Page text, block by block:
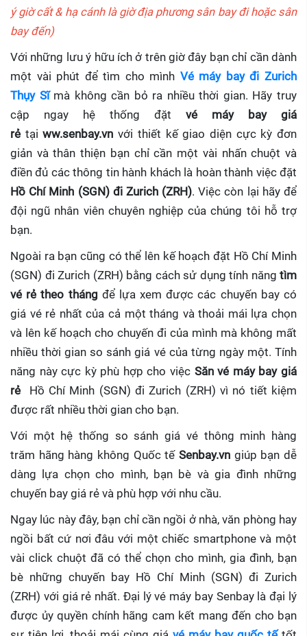
ý giờ cất & hạ cánh là giờ địa phương sân bay đi hoặc sân
bay đến)
Với những lưu ý hữu ích ở trên giờ đây bạn chỉ cần dành
một vài phút để tìm cho mình Vé máy bay đi Zurich
Thụy Sĩmà không cần bỏ ra nhiều thời gian. Hãy truy
cập ngay hệ thống đặt vé máy bay giá
rẻ tạiww.senbay.vn với thiết kế giao diện cực kỳ đơn
giản và thân thiện bạn chỉ cần một vài nhấn chuột và
điền đủ các thông tin hành khách là hoàn thành việc đặt
Hồ Chí Minh (SGN) đi Zurich (ZRH). Việc còn lại hãy để
đội ngũ nhân viên chuyên nghiệp của chúng tôi hỗ trợ
bạn.
Ngoài ra bạn cũng có thể lên kế hoạch đặt Hồ Chí Minh
(SGN) đi Zurich (ZRH) bằng cách sử dụng tính năng tìm
vé rẻ theo tháng để lựa xem được các chuyến bay có
giá vé rẻ nhất của cả một tháng và thoải mái lựa chọn
và lên kế hoạch cho chuyến đi của mình mà không mất
nhiều thời gian so sánh giá vé của từng ngày một. Tính
năng này cực kỳ phù hợp cho việc Săn vé máy bay giá
rẻ
Hồ Chí Minh (SGN) đi Zurich (ZRH) vì nó tiết kiệm
được rất nhiều thời gian cho bạn.
Với một hệ thống so sánh giá vé thông minh hàng
trăm hãng hàng không Quốc tế Senbay.vn giúp bạn dễ
dàng lựa chọn cho mình, bạn bè và gia đình những
chuyến bay giá rẻ và phù hợp với nhu cầu.
Ngay lúc này đây, bạn chỉ cần ngồi ở nhà, văn phòng hay
ngồi bất cứ nơi đâu với một chiếc smartphone và một
vài click chuột đã có thể chọn cho mình, gia đình, bạn
bè những chuyến bay Hồ Chí Minh (SGN) đi Zurich
(ZRH) với giá rẻ nhất. Đại lý vé máy bay Senbay là đại lý
được ủy quyền chính hãng cam kết mang đến cho bạn